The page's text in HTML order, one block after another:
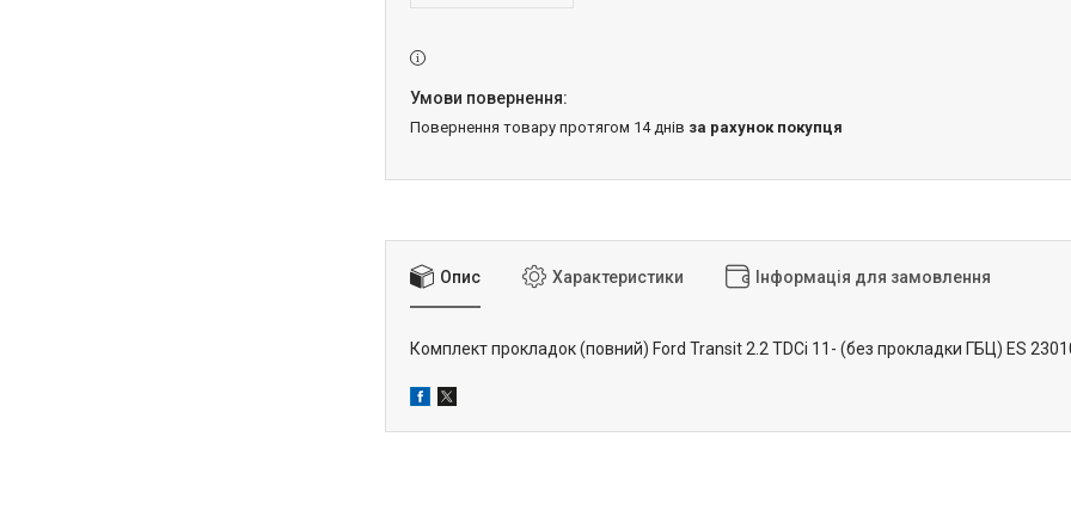
повернення товару протягом 14 днів за рахунок покупця
Опис Характеристики Інформація для замовлення
Комплект прокладок (повний) Ford Transit 2.2 TDCi 11- (без прокладки ГБЦ) ES